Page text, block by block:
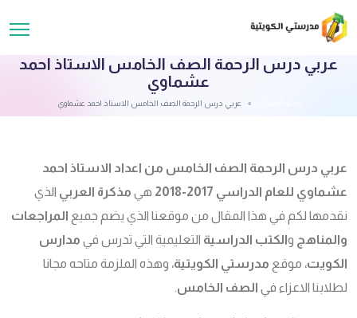
عربي درس الرحمة الصف الخامس الاستاذ احمد
عشماوي
عربي درس الرحمة الصف الخامس الاستاذ احمد عشماوي
عربي درس الرحمة الصف الخامس من اعداد الاستاذ احمد
عشماوي للعام الدراسي 2017-2018
هي مذكرة العربي الذي
نقدمها لكم في هذا المقال من موقعنا الذي يضم جميع المراجعات
والمناهج والكتب الدراسية التعليمية التي تدرس في مدارس
الكويت، موقع مدرستي الكويتية، وهذه الملزمة متاحه مجانا
لطلابنا الاعزاء في الصف الخامس